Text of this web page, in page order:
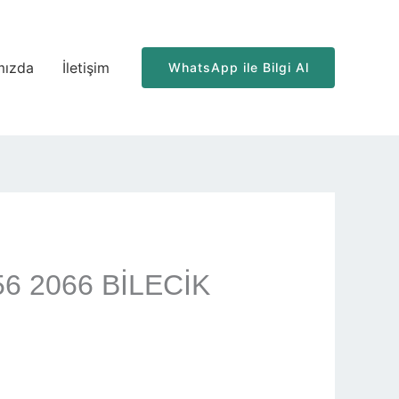
İletişim WhatsApp ile Bilgi Al
2066 BİLECİK